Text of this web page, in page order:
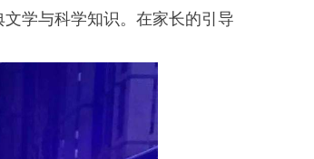
学与科学知识。在家长的引导